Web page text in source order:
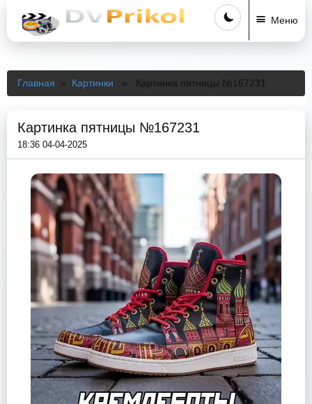
Меню
Главная » Картинки » Картинка пятницы №167231
Картинка пятницы №167231
18:36 04-04-2025